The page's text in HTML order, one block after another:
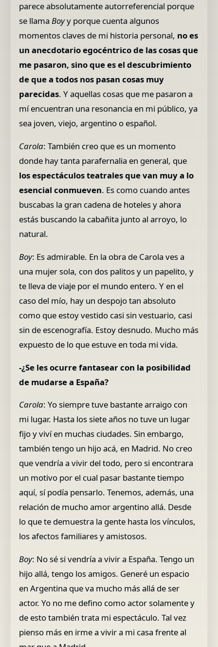
parece absolutamente autorreferencial porque
se llamaBoyy porque cuenta algunos
momentos claves de mi historia personal, no es
un anecdotario egocéntrico de las cosas que
me pasaron, sino que es el descubrimiento
de que a todos nos pasan cosas muy
parecidas. Y aquellas cosas que me pasaron a
mí encuentran una resonancia en mi público, ya
sea joven, viejo, argentino o español.
Carola: También creo que es un momento
donde hay tanta parafernalia en general, que
los espectáculos teatrales que van muy a lo
esencial conmueven. Es como cuando antes
buscabas la gran cadena de hoteles y ahora
estás buscando la cabañita junto al arroyo, lo
natural.
Boy: Es admirable. En la obra de Carola ves a
una mujer sola, con dos palitos y un papelito, y
te lleva de viaje por el mundo entero. Y en el
caso del mío, hay un despojo tan absoluto
como que estoy vestido casi sin vestuario, casi
sin de escenografía. Estoy desnudo. Mucho más
expuesto de lo que estuve en toda mi vida.
-¿Se les ocurre fantasear con la posibilidad
de mudarse a España?
Carola: Yo siempre tuve bastante arraigo con
mi lugar. Hasta los siete años no tuve un lugar
fijo y viví en muchas ciudades. Sin embargo,
también tengo un hijo acá, en Madrid. No creo
que vendría a vivir del todo, pero si encontrara
un motivo por el cual pasar bastante tiempo
aquí, sí podía pensarlo. Tenemos, además, una
relación de mucho amor argentino allá. Desde
lo que te demuestra la gente hasta los vínculos,
los afectos familiares y amistosos.
Boy: No sé si vendría a vivir a España. Tengo un
hijo allá, tengo los amigos. Generé un espacio
en Argentina que va mucho más allá de ser
actor. Yo no me defino como actor solamente y
de esto también trata mi espectáculo. Tal vez
pienso más en irme a vivir a mi casa frente al